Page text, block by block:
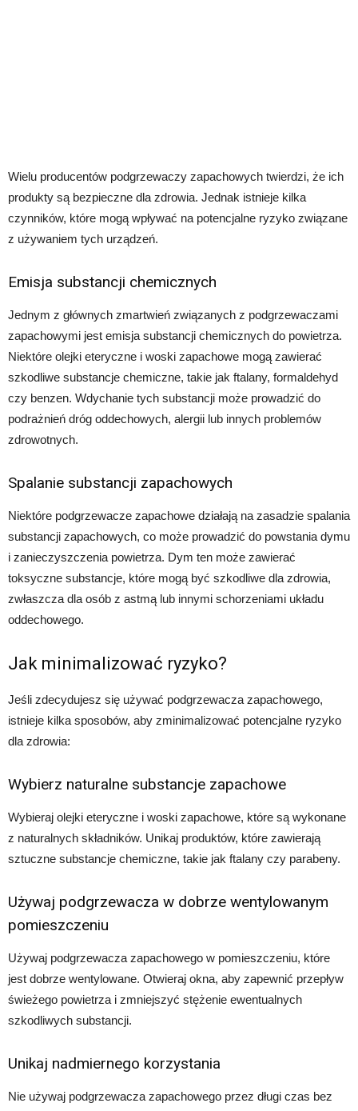
Wielu producentów podgrzewaczy zapachowych twierdzi, że ich
produkty są bezpieczne dla zdrowia. Jednak istnieje kilka
czynników, które mogą wpływać na potencjalne ryzyko związane
z używaniem tych urządzeń.
Emisja substancji chemicznych
Jednym z głównych zmartwień związanych z podgrzewaczami
zapachowymi jest emisja substancji chemicznych do powietrza.
Niektóre olejki eteryczne i woski zapachowe mogą zawierać
szkodliwe substancje chemiczne, takie jak ftalany, formaldehyd
czy benzen. Wdychanie tych substancji może prowadzić do
podrażnień dróg oddechowych, alergii lub innych problemów
zdrowotnych.
Spalanie substancji zapachowych
Niektóre podgrzewacze zapachowe działają na zasadzie spalania
substancji zapachowych, co może prowadzić do powstania dymu
i zanieczyszczenia powietrza. Dym ten może zawierać
toksyczne substancje, które mogą być szkodliwe dla zdrowia,
zwłaszcza dla osób z astmą lub innymi schorzeniami układu
oddechowego.
Jak minimalizować ryzyko?
Jeśli zdecydujesz się używać podgrzewacza zapachowego,
istnieje kilka sposobów, aby zminimalizować potencjalne ryzyko
dla zdrowia:
Wybierz naturalne substancje zapachowe
Wybieraj olejki eteryczne i woski zapachowe, które są wykonane
z naturalnych składników. Unikaj produktów, które zawierają
sztuczne substancje chemiczne, takie jak ftalany czy parabeny.
Używaj podgrzewacza w dobrze wentylowanym
pomieszczeniu
Używaj podgrzewacza zapachowego w pomieszczeniu, które
jest dobrze wentylowane. Otwieraj okna, aby zapewnić przepływ
świeżego powietrza i zmniejszyć stężenie ewentualnych
szkodliwych substancji.
Unikaj nadmiernego korzystania
Nie używaj podgrzewacza zapachowego przez długi czas bez